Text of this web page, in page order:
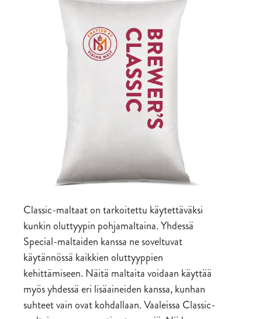
Classic-maltaat on tarkoitettu käytettäväksi
kunkin oluttyypin pohjamaltaina. Yhdessä
Special-maltaiden kanssa ne soveltuvat
käytännössä kaikkien oluttyyppien
kehittämiseen. Näitä maltaita voidaan käyttää
myös yhdessä eri lisäaineiden kanssa, kunhan
suhteet vain ovat kohdallaan. Vaaleissa Classic-